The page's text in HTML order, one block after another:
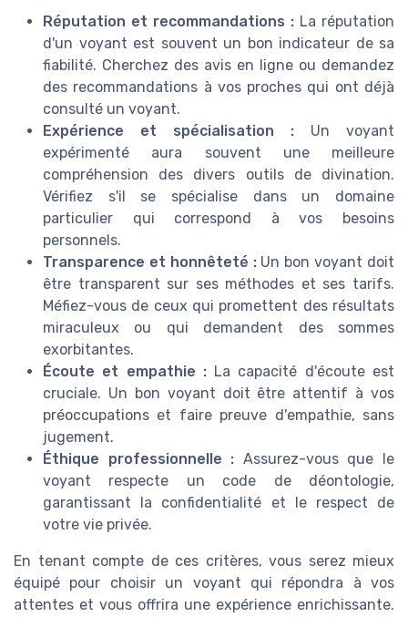
Réputation et recommandations : La réputation
d'un voyant est souvent un bon indicateur de sa
fiabilité. Cherchez des avis en ligne ou demandez
des recommandations à vos proches qui ont déjà
consulté un voyant.
Expérience et spécialisation : Un voyant
expérimenté aura souvent une meilleure
compréhension des divers outils de divination.
Vérifiez s'il se spécialise dans un domaine
particulier qui correspond à vos besoins
personnels.
Transparence et honnêteté :Un bon voyant doit
être transparent sur ses méthodes et ses tarifs.
Méfiez-vous de ceux qui promettent des résultats
miraculeux ou qui demandent des sommes
exorbitantes.
Écoute et empathie :La capacité d'écoute est
cruciale. Un bon voyant doit être attentif à vos
préoccupations et faire preuve d'empathie, sans
jugement.
Éthique professionnelle : Assurez-vous que le
voyant respecte un code de déontologie,
garantissant la confidentialité et le respect de
votre vie privée.
En tenant compte de ces critères, vous serez mieux
équipé pour choisir un voyant qui répondra à vos
attentes et vous offrira une expérience enrichissante.